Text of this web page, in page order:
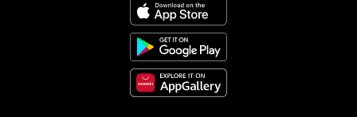
เมื่อไหร่ผีพนันจะออกจากร่างพี่สักที